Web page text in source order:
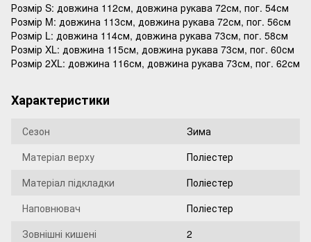
Розмір S: довжина 112см, довжина рукава 72см, пог. 54см
Розмір M: довжина 113см, довжина рукава 72см, пог. 56см
Розмір L: довжина 114см, довжина рукава 73см, пог. 58см
Розмір XL: довжина 115см, довжина рукава 73см, пог. 60см
Розмір 2XL: довжина 116см, довжина рукава 73см, пог. 62см
Характеристики
Сезон
Зима
Матеріал верху
Поліестер
Матеріал підкладки
Поліестер
Наповнювач
Поліестер
Зовнішні кишені
2